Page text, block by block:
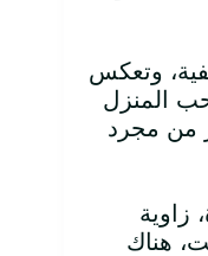
وتعكس
المنزل
من مجرد
زاوية
هناك